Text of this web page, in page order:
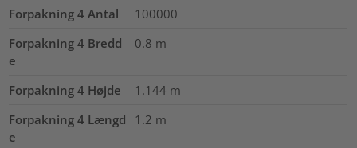
Forpakning 4 Antal
100000
Forpakning 4 Bredd
e
0.8 m
Forpakning 4 Højde 1.144 m
Forpakning 4 Længd
e
1.2 m